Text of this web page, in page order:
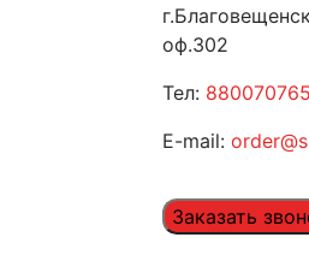
оф.302
Тел:
E-mail:
Заказать